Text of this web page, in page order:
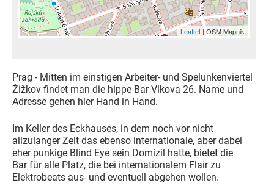
Leaflet| OSM Mapnik
Prag - Mitten im einstigen Arbeiter- und Spelunkenviertel
Žižkov findet man die hippe Bar Vlkova 26. Name und
Adresse gehen hier Hand in Hand.
Im Keller des Eckhauses, in dem noch vor nicht
allzulanger Zeit das ebenso internationale, aber dabei
eher punkige Blind Eye sein Domizil hatte, bietet die
Bar für alle Platz, die bei internationalem Flair zu
Elektrobeats aus- und eventuell abgehen wollen.